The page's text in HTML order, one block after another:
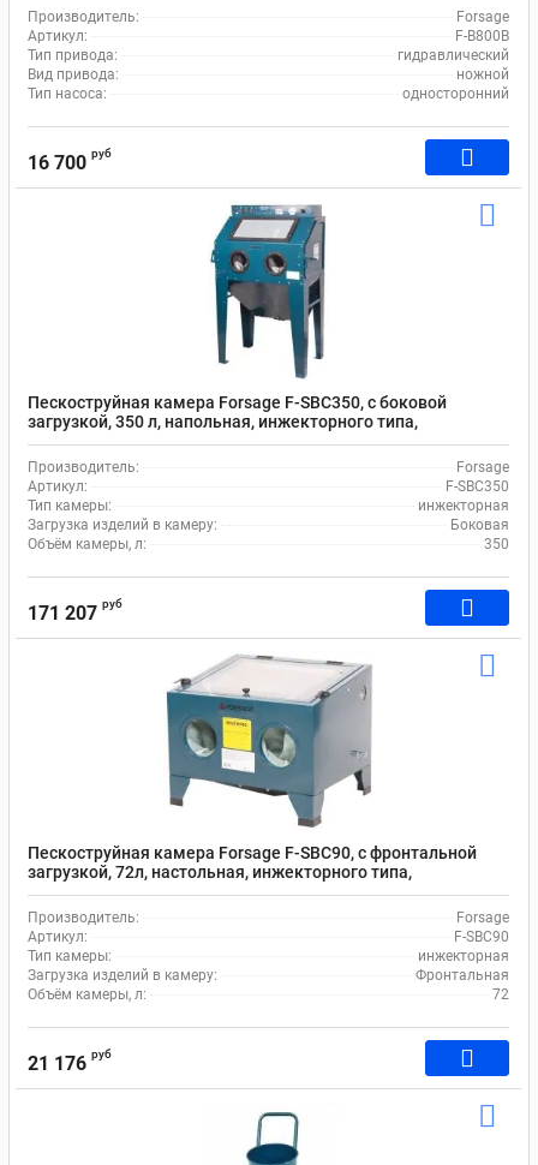
Производитель:
Forsage
Артикул:
F-B800B
Тип привода:
гидравлический
Вид привода:
ножной
Тип насоса:
односторонний
16 700 руб
Пескоструйная камера Forsage F-SBC350, с боковой
загрузкой, 350 л, напольная, инжекторного типа,
пневматическая, с электродвигателем
Производитель:
Forsage
Артикул:
F-SBC350
Тип камеры:
инжекторная
Загрузка изделий в камеру:
Боковая
Объём камеры, л:
350
171 207 руб
Пескоструйная камера Forsage F-SBC90, с фронтальной
загрузкой, 72л, настольная, инжекторного типа,
пневматическая
Производитель:
Forsage
Артикул:
F-SBC90
Тип камеры:
инжекторная
Загрузка изделий в камеру:
Фронтальная
Объём камеры, л:
72
21 176 руб